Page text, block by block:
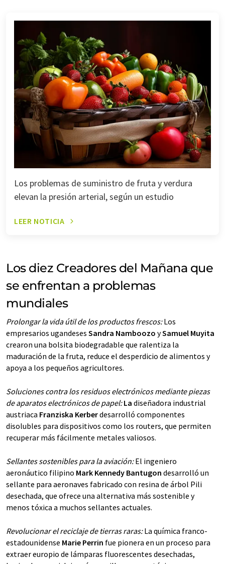
Los problemas de suministro de fruta y verdura
elevan la presión arterial, según un estudio
LEER NOTICIA
Los diez Creadores del Mañana que
se enfrentan a problemas
mundiales
Prolongar la vida útil de los productos frescos:Los
empresarios ugandeses Sandra Namboozo ySamuel Muyita
crearon una bolsita biodegradable que ralentiza la
maduración de la fruta, reduce el desperdicio de alimentos y
apoya a los pequeños agricultores.
Soluciones contra los residuos electrónicos mediante piezas
de aparatos electrónicos de papel:La diseñadora industrial
austriaca Franziska Kerberdesarrolló componentes
disolubles para dispositivos como los routers, que permiten
recuperar más fácilmente metales valiosos.
Sellantes sostenibles para la aviación:El ingeniero
aeronáutico filipino Mark Kennedy Bantugon desarrolló un
sellante para aeronaves fabricado con resina de árbol Pili
desechada, que ofrece una alternativa más sostenible y
menos tóxica a muchos sellantes actuales.
Revolucionar el reciclaje de tierras raras:La química franco-
estadounidense Marie Perrin fue pionera en un proceso para
extraer europio de lámparas fluorescentes desechadas,